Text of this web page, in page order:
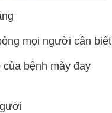
mọi người cần biết
bệnh mày đay